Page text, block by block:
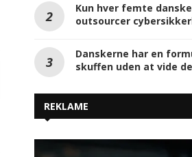
Kun hver femte
outsourcer
Danskerne har en
skuffen uden at vide
REKLAME